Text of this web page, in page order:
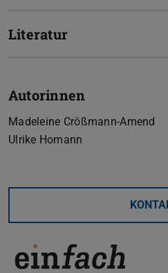
Literatur
Autorinnen
Madeleine Crößmann-Amend
Ulrike Homann